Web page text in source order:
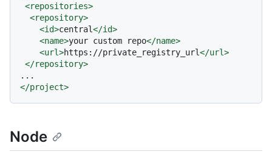
<repositories>
<repository>
<id>central</id>
<name>your custom repo</name>
<url>https://private_registry_url</url>
</repository>
</project>
Node